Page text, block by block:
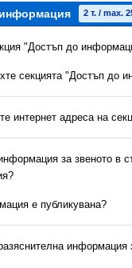
2 т. / max.
"Достъп до
секцията "Достъп до
интернет адреса на
за звеното в
е публикувана?